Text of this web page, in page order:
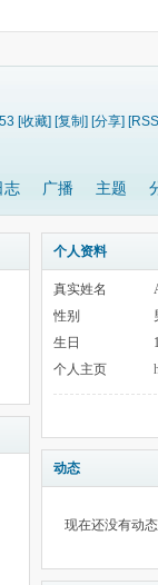
[收藏] [复制] [分享]
志 广播 主题
个人资料
真实姓名
性别
生日
个人主页
动态
现在还没有动态